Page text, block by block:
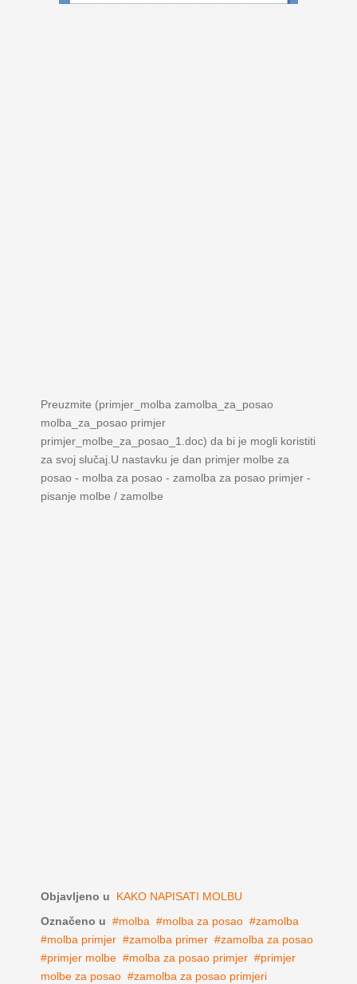
Preuzmite (primjer_molba zamolba_za_posao
molba_za_posao primjer
primjer_molbe_za_posao_1.doc) da bi je mogli koristiti
za svoj slučaj.U nastavku je dan primjer molbe za
posao - molba za posao - zamolba za posao primjer -
pisanje molbe / zamolbe
Objavljeno u
KAKO NAPISATI MOLBU
Označeno u
molba molba za posao
zamolba
molba primjer
zamolba primer
zamolba za posao
primjer molbe
molba za posao primjer
primjer
molbe za posao
zamolba za posao primjeri